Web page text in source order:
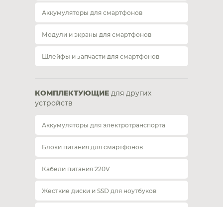
Аккумуляторы для смартфонов
Модули и экраны для смартфонов
Шлейфы и запчасти для смартфонов
КОМПЛЕКТУЮЩИЕ для других
устройств
Аккумуляторы для электротранспорта
Блоки питания для смартфонов
Кабели питания 220V
Жесткие диски и SSD для ноутбуков